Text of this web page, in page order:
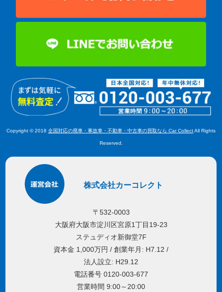
Copyright © 2018 全国対応の廃車・事故車・不動車・中古車の買取なら Car CollectAll Rights
Reserved.
株式会社カーコレクト
〒532-0003
大阪府大阪市淀川区宮原1丁目19-23
ステュディオ新御堂7F
資本金 1,000万円 / 創業年月: H7.12 /
法人設立: H29.12
電話番号 0120-003-677
営業時間 9:00～20:00